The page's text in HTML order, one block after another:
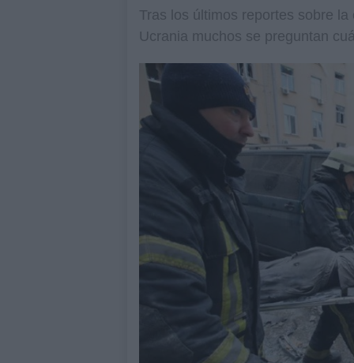
Tras los últimos reportes sobre
Ucrania muchos se preguntan